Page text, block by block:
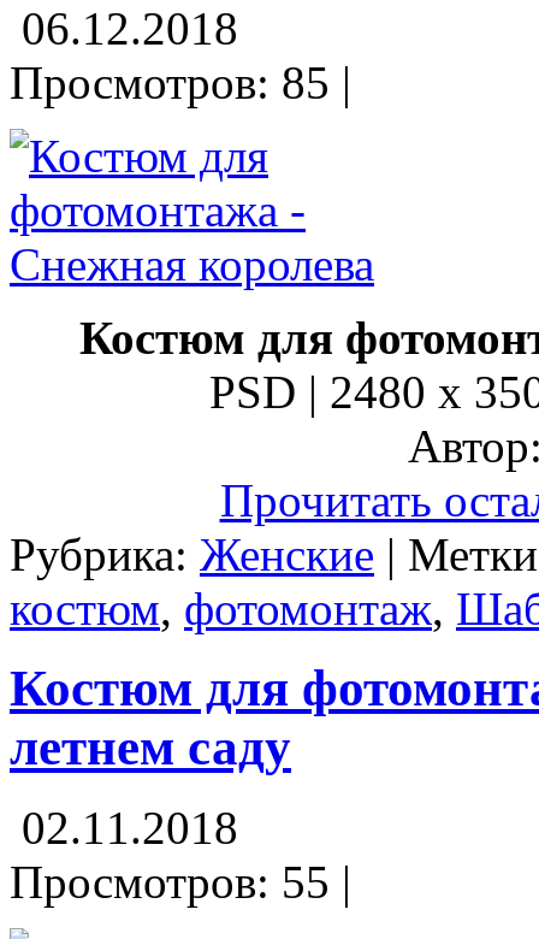
06.12.2018
Просмотров: 85 |
Костюм для
PSD | 2480 x
Прочитать
Рубрика: Женские |
костюм, фотомонтаж,
Костюм для
летнем саду
02.11.2018
Просмотров: 55 |